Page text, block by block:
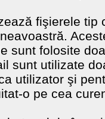
fişierele tip
sunt folosite
sunt utilizate
utilizator şi
o pe cea